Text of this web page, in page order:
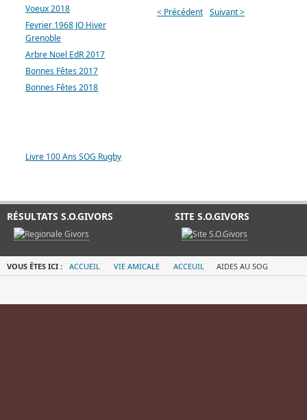
< Précédent Suivant >
Voeux 2018
Fevrier 1968 JO Hiver
Grenoble
Arbre Noel EdR 2017
Bonnes Fêtes 2017
Bonnes Fêtes 2018
Livre 100 Ans SOG Rugby
RÉSULTATS S.O.GIVORS SITE S.O.GIVORS
VOUS ÊTES ICI : ACCUEIL VIE AMICALE ACCEUIL AIDES AU SOG